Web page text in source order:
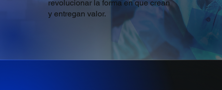
revolucionar la forma en que crean
y entregan valor.